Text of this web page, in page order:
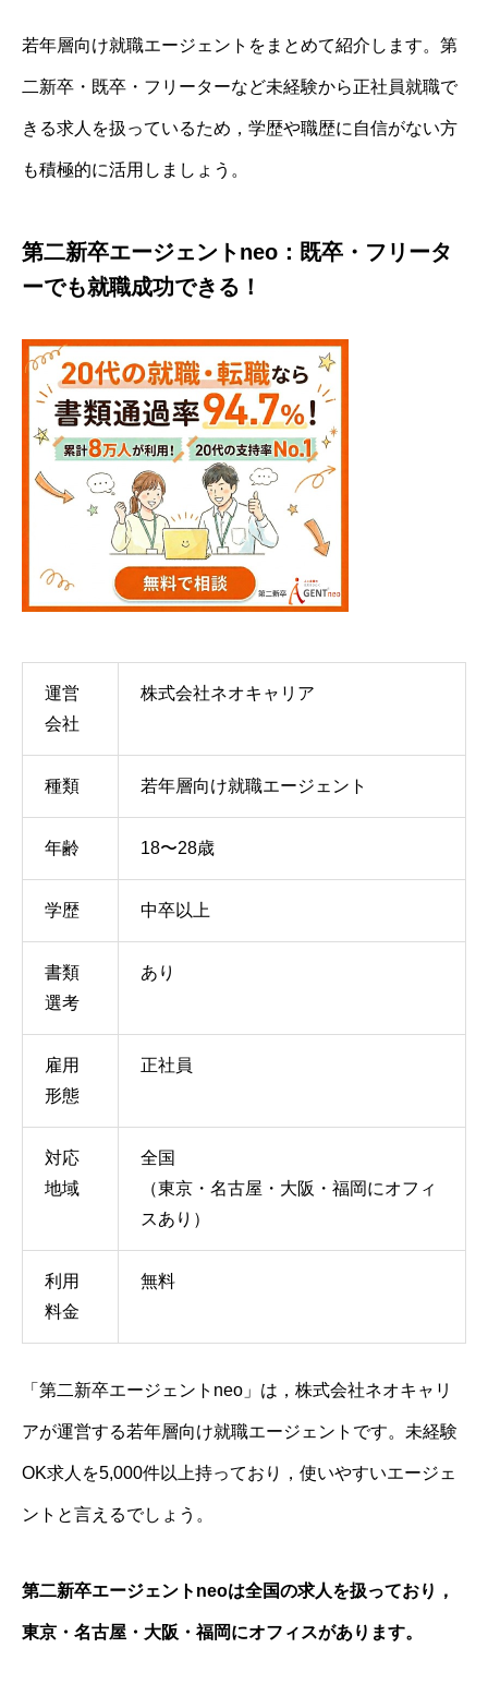
若年層向け就職エージェントをまとめて紹介します。第
二新卒・既卒・フリーターなど未経験から正社員就職で
きる求人を扱っているため，学歴や職歴に自信がない方
も積極的に活用しましょう。
第二新卒エージェントneo：既卒・フリータ
ーでも就職成功できる！
運営
会社
株式会社ネオキャリア
種類 若年層向け就職エージェント
年齢 18〜28歳
学歴 中卒以上
書類
選考
あり
雇用
形態
正社員
対応
地域
全国
（東京・名古屋・大阪・福岡にオフィ
スあり）
利用
料金
無料
「第二新卒エージェントneo」は，株式会社ネオキャリ
アが運営する若年層向け就職エージェントです。未経験
OK求人を5,000件以上持っており，使いやすいエージェ
ントと言えるでしょう。
第二新卒エージェントneoは全国の求人を扱っており，
東京・名古屋・大阪・福岡にオフィスがあります。